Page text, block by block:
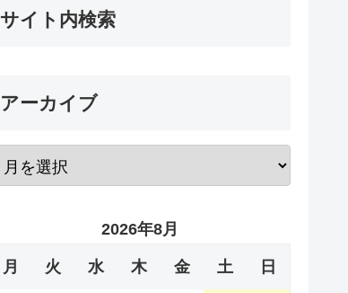
サイト内検索
アーカイブ
2026年8月
月 火 水 木 金 土 日